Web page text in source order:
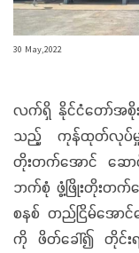
30 May,2022
လက်ရှိ နိုင်ငံတော်အစိုး
သည့် ကုန်ထုတ်လုပ်မှုကို
တိုးတက်အောင် ဆောင်ရွ
ဘက်စုံ ဖွံ့ဖြိုးတိုးတက်အ
စနစ် တည်ငြိမ်အောင်ဖ
ကို ဖိတ်ခေါ်၍ တိုင်းရင်